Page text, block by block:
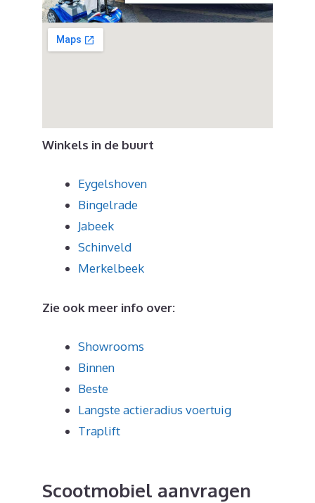
Winkels in de buurt
Eygelshoven
Bingelrade
Jabeek
Schinveld
Merkelbeek
Zie ook meer info over:
Showrooms
Binnen
Beste
Langste actieradius voertuig
Traplift
Scootmobiel aanvragen